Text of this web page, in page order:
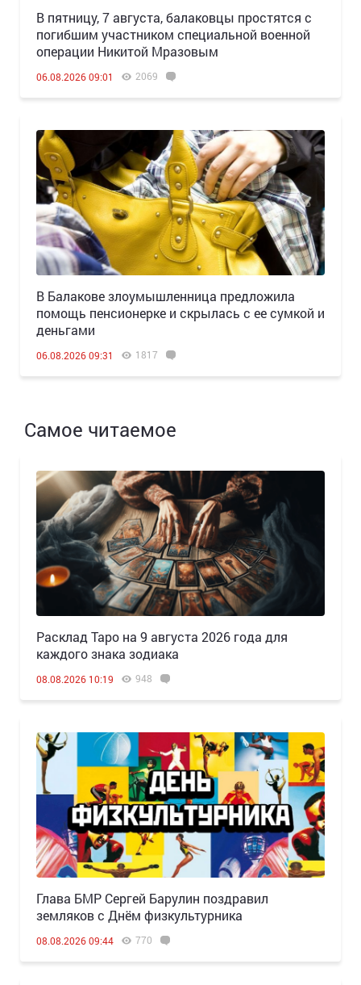
В пятницу, 7 августа, балаковцы простятся с
погибшим участником специальной военной
операции Никитой Мразовым
06.08.2026 09:01 2069
В Балакове злоумышленница предложила
помощь пенсионерке и скрылась с ее сумкой и
деньгами
06.08.2026 09:31 1817
Самое читаемое
Расклад Таро на 9 августа 2026 года для
каждого знака зодиака
08.08.2026 10:19 948
Глава БМР Сергей Барулин поздравил
земляков с Днём физкультурника
08.08.2026 09:44 770